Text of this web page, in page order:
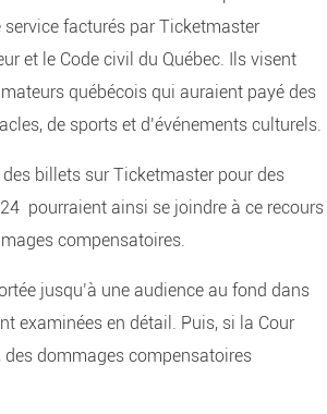
facturés par Ticketmaster
et le Code civil du Québec. Ils visent
québécois qui auraient payé des
de sports et d’événements culturels.
billets sur Ticketmaster pour des
pourraient ainsi se joindre à ce recours
compensatoires.
jusqu’à une audience au fond dans
examinées en détail. Puis, si la Cour
des dommages compensatoires